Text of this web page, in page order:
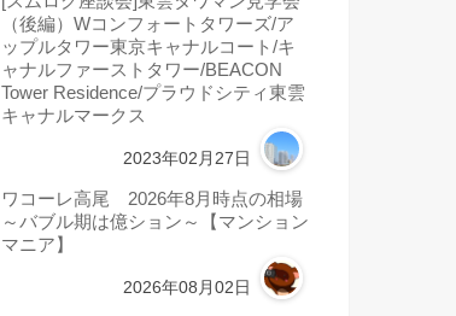
（後編）Wコンフォートタワーズ/ア
ップルタワー東京キャナルコート/キ
ャナルファーストタワー/BEACON
Tower Residence/プラウドシティ東雲
キャナルマークス
2023年02月27日
ワコーレ高尾 2026年8月時点の相場
～バブル期は億ション～【マンション
マニア】
2026年08月02日